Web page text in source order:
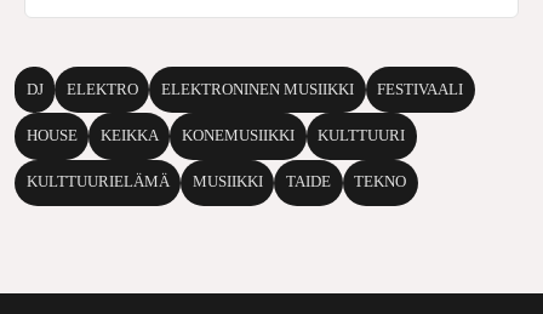
DJ ELEKTRO ELEKTRONINEN MUSIIKKI FESTIVAALI
HOUSE KEIKKA KONEMUSIIKKI KULTTUURI
KULTTUURIELÄMÄ MUSIIKKI TAIDE TEKNO